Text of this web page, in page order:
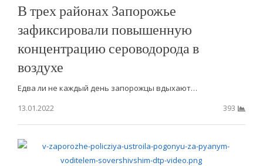
В трех районах Запорожье
зафиксировали повышенную
концентрацию сероводорода в
воздухе
Едва ли не каждый день запорожцы вдыхают…
13.01.2022
393